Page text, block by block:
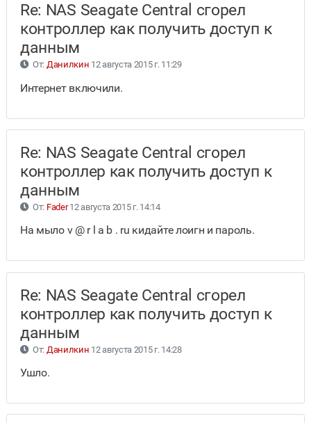
Re: NAS Seagate Central сгорел
контроллер как получить доступ к
данным
От: Данилкин 12 августа 2015 г. 11:29
Интернет включили.
Re: NAS Seagate Central сгорел
контроллер как получить доступ к
данным
От: Fader12 августа 2015 г. 14:14
На мыло v @ r l a b . ru кидайте лоигн и пароль.
Re: NAS Seagate Central сгорел
контроллер как получить доступ к
данным
От: Данилкин 12 августа 2015 г. 14:28
Ушло.